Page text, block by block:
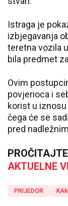
Istraga je
izbjegavanja
teretna vozila
bila predmet
Ovim
povjerioca i
korist u
čega će se
pred
AKTUELNE
PRIJEDOR